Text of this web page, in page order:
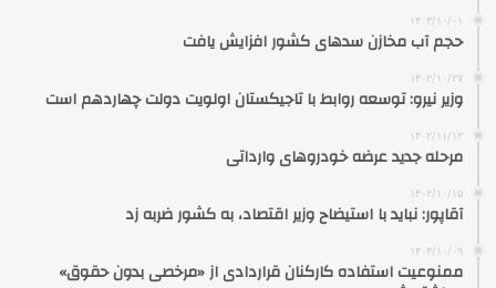
۱۴۰۳/۱۰/۰۱
حجم آب مخازن سدهای کشور افزایش یافت
۱۴۰۲/۱۰/۲۷
وزیر نیرو: توسعه روابط با تاجیکستان اولویت دولت چهاردهم است
۱۴۰۲/۱۱/۱۲
مرحله جدید عرضه خودروهای وارداتی
۱۴۰۲/۱۰/۱۵
آقاپور: نباید با استیضاح وزیر اقتصاد، به کشور ضربه زد
۱۴۰۳/۱۰/۰۹
ممنوعیت استفاده کارکنان قراردادی از «مرخصی بدون حقوق»